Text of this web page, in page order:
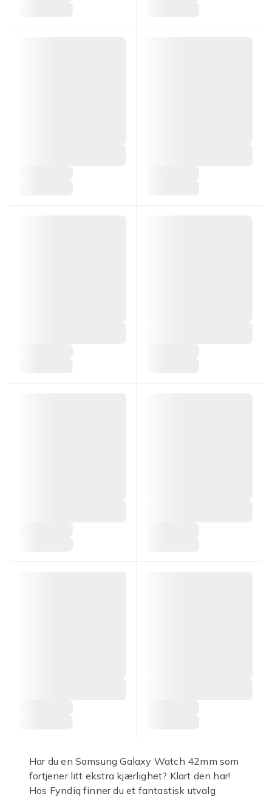
Har du en Samsung Galaxy Watch 42mm som
fortjener litt ekstra kjærlighet? Klart den har!
Hos Fyndiq finner du et fantastisk utvalg